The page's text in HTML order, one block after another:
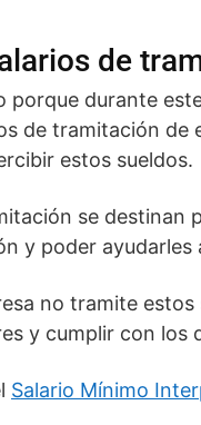
de
porque durante
de tramitación
estos sueldos.
se destinan
y poder ayudarles
no tramite
y cumplir con los
Salario Mínimo